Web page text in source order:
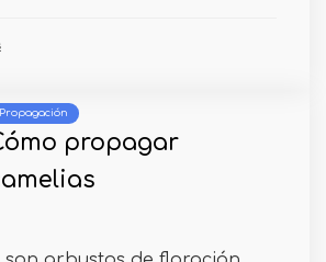
Propagación
propagar